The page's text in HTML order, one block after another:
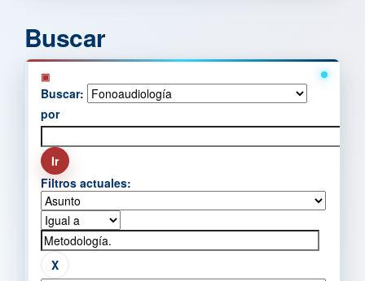
Buscar
Buscar:
por
Filtros actuales: